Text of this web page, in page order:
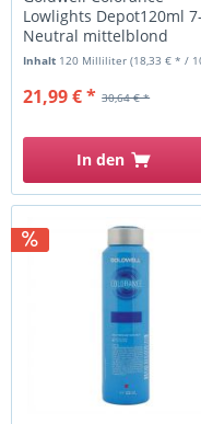
Lowlights Depot120ml
Neutral mittelblond
Inhalt 120 Milliliter(18,33 € * / 100
30,64 € *
21,99 € *
In den